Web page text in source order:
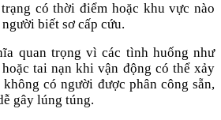
có thời điểm hoặc khu vực nào
biết sơ cấp cứu.
quan trọng vì các tình huống như
tai nạn khi vận động có thể xảy
có người được phân công sẵn,
gây lúng túng.